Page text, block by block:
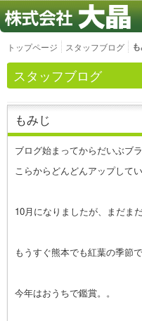
トップページ スタッフブログ
スタッフブログ
もみじ
ブログ始まってからだいぶブ
こらからどんどんアップして
10月になりましたが、まだま
もうすぐ熊本でも紅葉の季節で
今年はおうちで鑑賞。。